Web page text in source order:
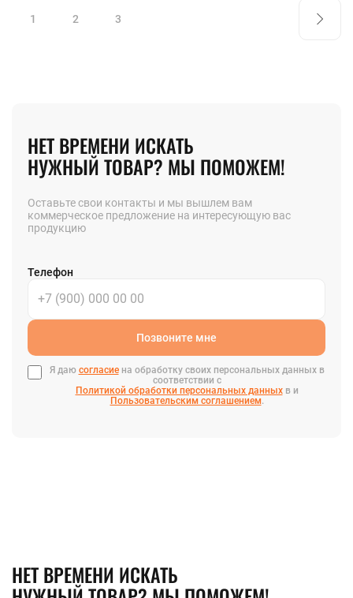
1 2 3
НЕТ ВРЕМЕНИ ИСКАТЬ
НУЖНЫЙ ТОВАР? МЫ ПОМОЖЕМ!
Оставьте свои контакты и мы вышлем вам
коммерческое предложение на интересующую вас
продукцию
Телефон
Позвоните мне
Я даю согласиена обработку своих персональных данных в
соответствии с
Политикой обработки персональных данныхв и
Пользовательским соглашением.
НЕТ ВРЕМЕНИ ИСКАТЬ